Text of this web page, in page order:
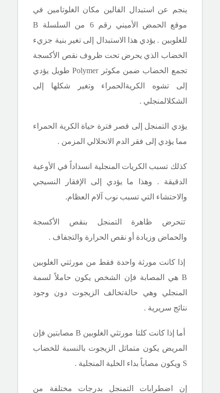
ينجم عن استبدال الفالين مكان الغلوتامين في
موقع الحمض الأميني رقم 6 من السلسلة
B
للغلوبين . يؤدي هذا الاستبدال إلى تغير بنية جزيء
الخضاب الذي يحرض تحت ظروف نقص الأكسجة
تجمع الخضاب ضمن مكوثرPolymer طويل يؤدي
إلى تشوه الكريةالحمراء وتغير شكلها إلى
الشكلالمنجلي .
يؤدي التمنجل إلى قصر فترة حياة الكرية الحمراء
مما يؤدي إلى فقر الدم الانحلالي المزمن .
كذلك تسبب الكريات المنجلية انسداداً في الأوعية
الدقيقة . وهذا ما يؤدي إلى الإفقار النسيجي
والاحتشاء التي تسبب نوب آلام العظام.
تتحرض ظاهرة التمنجل بنقص الأكسجة
والحماض وزيادة أو نقص الحرارة والتجفاف .
إذا كانت مورثة واحدة فقط من مورثتي الغلوبين
B هي المصابة فإن الشخص يكون حاملاً لسمة
المنجلي وهي حالةتخالف الزيجوت دون وجود
نتائج سريرية .
أما إذا كانت كلتا مورتثي الغلوبين B مصابتين فإن
المريض يكون متماثل الزيجوت بالنسبة للخضاب
S ويكون مصاباً بداء الخلية المنجلية .
إن اضطرابات التمنجل بدرجات مختلفة من